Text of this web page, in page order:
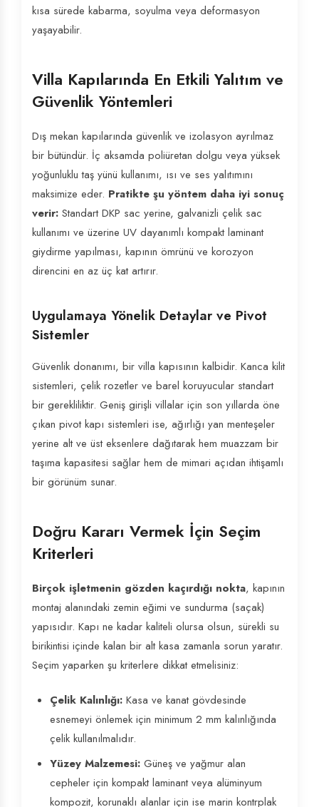
kısa sürede kabarma, soyulma veya deformasyon
yaşayabilir.
Villa Kapılarında En Etkili Yalıtım ve
Güvenlik Yöntemleri
Dış mekan kapılarında güvenlik ve izolasyon ayrılmaz
bir bütündür. İç aksamda poliüretan dolgu veya yüksek
yoğunluklu taş yünü kullanımı, ısı ve ses yalıtımını
maksimize eder. Pratikte şu yöntem daha iyi sonuç
verir: Standart DKP sac yerine, galvanizli çelik sac
kullanımı ve üzerine UV dayanımlı kompakt laminant
giydirme yapılması, kapının ömrünü ve korozyon
direncini en az üç kat artırır.
Uygulamaya Yönelik Detaylar ve Pivot
Sistemler
Güvenlik donanımı, bir villa kapısının kalbidir. Kanca kilit
sistemleri, çelik rozetler ve barel koruyucular standart
bir gerekliliktir. Geniş girişli villalar için son yıllarda öne
çıkan pivot kapı sistemleri ise, ağırlığı yan menteşeler
yerine alt ve üst eksenlere dağıtarak hem muazzam bir
taşıma kapasitesi sağlar hem de mimari açıdan ihtişamlı
bir görünüm sunar.
Doğru Kararı Vermek İçin Seçim
Kriterleri
Birçok işletmenin gözden kaçırdığı nokta, kapının
montaj alanındaki zemin eğimi ve sundurma (saçak)
yapısıdır. Kapı ne kadar kaliteli olursa olsun, sürekli su
birikintisi içinde kalan bir alt kasa zamanla sorun yaratır.
Seçim yaparken şu kriterlere dikkat etmelisiniz:
Çelik Kalınlığı: Kasa ve kanat gövdesinde
esnemeyi önlemek için minimum 2 mm kalınlığında
çelik kullanılmalıdır.
Yüzey Malzemesi: Güneş ve yağmur alan
cepheler için kompakt laminant veya alüminyum
kompozit, korunaklı alanlar için ise marin kontrplak